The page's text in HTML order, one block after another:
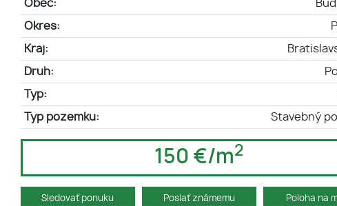
Obec:
Okres:
Kraj:
Druh:
Typ:
Typ pozemku: Stavebný
150 €/m2
Sledovať ponuku Poslať známemu Poloha na